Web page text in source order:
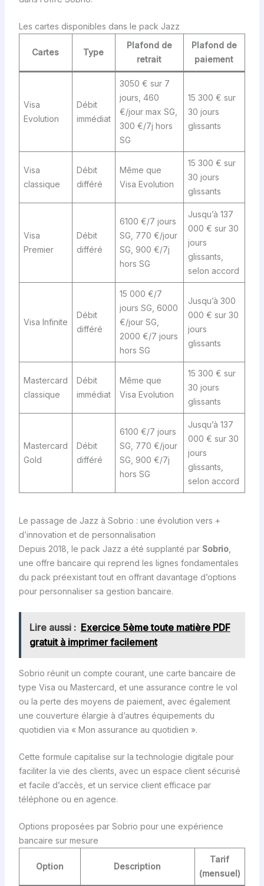
Les cartes disponibles dans le pack Jazz
Cartes Type
Plafond de
retrait
Plafond de
paiement
Visa
Evolution
Débit
immédiat
3050 € sur 7
jours, 460
€/jour max SG,
300 €/7j hors
SG
15 300 € sur
30 jours
glissants
Visa
classique
Débit
différé
Même que
Visa Evolution
15 300 € sur
30 jours
glissants
Visa
Premier
Débit
différé
6100 €/7 jours
SG, 770 €/jour
SG, 900 €/7j
hors SG
Jusqu’à 137
000 € sur 30
jours
glissants,
selon accord
Visa Infinite
Débit
différé
15 000 €/7
jours SG, 6000
€/jour SG,
2000 €/7 jours
hors SG
Jusqu’à 300
000 € sur 30
jours
glissants
Mastercard
classique
Débit
immédiat
Même que
Visa Evolution
15 300 € sur
30 jours
glissants
Mastercard
Gold
Débit
différé
6100 €/7 jours
SG, 770 €/jour
SG, 900 €/7j
hors SG
Jusqu’à 137
000 € sur 30
jours
glissants,
selon accord
Le passage de Jazz à Sobrio : une évolution vers +
d’innovation et de personnalisation
Depuis 2018, le pack Jazz a été supplanté par Sobrio,
une offre bancaire qui reprend les lignes fondamentales
du pack préexistant tout en offrant davantage d’options
pour personnaliser sa gestion bancaire.
Lire aussi : Exercice 5ème toute matière PDF
gratuit à imprimer facilement
Sobrio réunit un compte courant, une carte bancaire de
type Visa ou Mastercard, et une assurance contre le vol
ou la perte des moyens de paiement, avec également
une couverture élargie à d’autres équipements du
quotidien via « Mon assurance au quotidien ».
Cette formule capitalise sur la technologie digitale pour
faciliter la vie des clients, avec un espace client sécurisé
et facile d’accès, et un service client efficace par
téléphone ou en agence.
Options proposées par Sobrio pour une expérience
bancaire sur mesure
Option Description
Tarif
(mensuel)